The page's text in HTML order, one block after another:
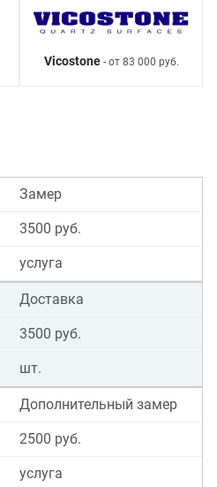
Vicostone- от 83 000 руб.
Замер
3500 руб.
услуга
Доставка
3500 руб.
шт.
Дополнительный замер
2500 руб.
услуга